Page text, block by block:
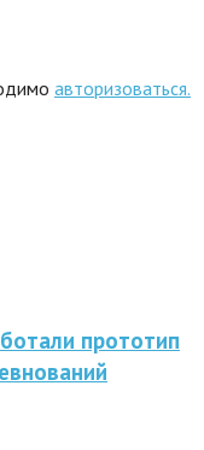
авторизоваться.
прототип